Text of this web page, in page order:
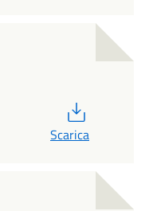
Scarica